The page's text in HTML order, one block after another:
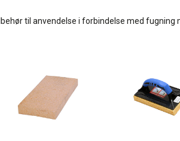
til anvendelse i forbindelse med